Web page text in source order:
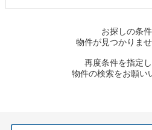
お探しの条
物件が見つかりませ
再度条件を指定
物件の検索をお願い